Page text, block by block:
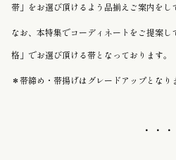
帯」をお選び頂けるよう品揃えご案内をし
なお、本特集でコーディネートをご提案
格」でお選び頂ける帯となっております。
＊帯締め・帯揚げはグレードアップとなり
・・・